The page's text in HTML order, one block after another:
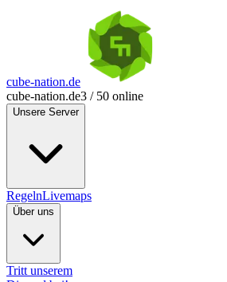
cube-nation.de
cube-nation.de3 / 50 online
Unsere Server
RegelnLivemaps
Über uns
Tritt unserem